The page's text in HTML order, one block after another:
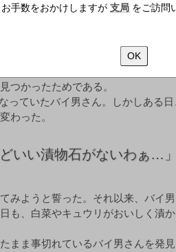
お手数をおかけしますが 支局 をご訪問
OK
タイリッシュなA4ファイルサイズノ
ーナーに触ってもらう機会が少なく
ることに気付いていた。先日の健康
つかったためである。
っていたバイ男さん。しかしある
わった。
いい漬物石がないわぁ…」
みようと誓った。それ以来、バイ
も、白菜やキュウリがおいしく漬
まま事切れているバイ男さんを発